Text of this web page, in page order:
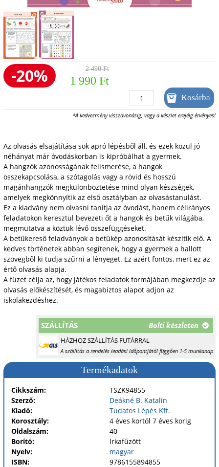
-20% 2 490 Ft
1 990 Ft
*A kedvezmény visszavonásig, vagy a készlet erejéig érvényes!
Az olvasás elsajátítása sok apró lépésből áll, és ezek közül jó
néhányat már óvodáskorban is kipróbálhat a gyermek.
A hangzók azonosságának felismerése, a hangok
összekapcsolása, a szótagolás vagy a rövid és hosszú
magánhangzók megkülönböztetése mind olyan készségek,
amelyek megkönnyítik az első osztályban az olvasástanulást.
Ez a kiadvány nem olvasni tanítja az óvodást, hanem célirányos
feladatokon keresztül bevezeti őt a hangok és betűk világába,
megmutatva a köztük lévő összefüggéseket.
A betűkereső feladványok a betűkép azonosítását készítik elő. A
kedves történetek abban segítenek, hogy a gyermek a hallott
szövegből ki tudja szűrni a lényeget. Ez azért fontos, mert ez az
értő olvasás alapja.
A füzet célja az, hogy játékos feladatok formájában megkezdje az
olvasás előkészítését, és magabiztos alapot adjon az
iskolakezdéshez.
SZÁLLÍTÁS Bolti készleten
HÁZHOZ SZÁLLÍTÁS FUTÁRRAL
A szállítás a rendelés leadási időpontjától függően 1-5 munkanap
Termékadatok
Cikkszám:
TSZK94855
Szerző:
Deákné B. Katalin
Kiadó:
Tudatos Lépés Kft.
Korosztály:
4 éves kortól 7 éves korig
Oldalszám:
40
Borító:
Irkafűzött
Nyelv:
magyar
ISBN:
9786155894855